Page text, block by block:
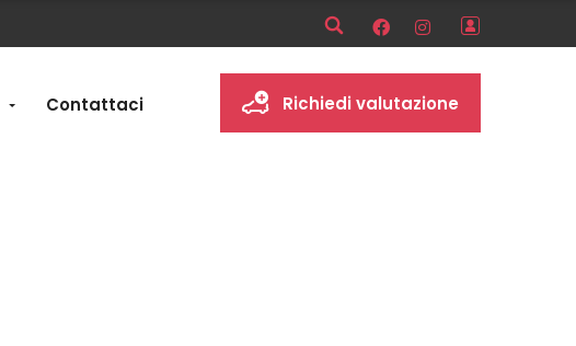
Gestione
Contattaci Richiedi valutazione